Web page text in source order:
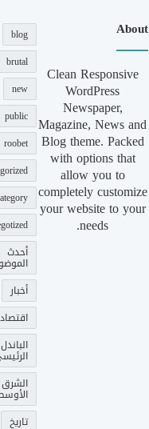
About
Clean Responsive
WordPress
Newspaper,
Magazine, News and
Blog theme. Packed
with options that
allow you to
completely customize
your website to your
needs.
blog
brutal
new
public
roobet
أحدث
أخبار
اقتصاد
الباندل
الشرق
تاريخ